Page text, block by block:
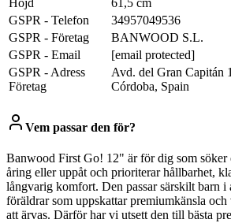
GSPR - Telefon
34957049536
GSPR - Företag
BANWOOD S.L.
GSPR - Email
[email protected]
GSPR - Adress
Företag
Avd. del Gran Capitán
Córdoba, Spain
Vem passar den för?
Banwood First Go! 12" är för dig som söker
åring eller uppåt och prioriterar hållbarhet,
långvarig komfort. Den passar särskilt barn i
föräldrar som uppskattar premiumkänsla
att ärvas. Därför har vi utsett den till bästa